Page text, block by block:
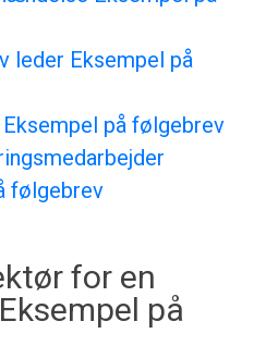
leder Eksempel på
på følgebrev
følgebrev
for en
på